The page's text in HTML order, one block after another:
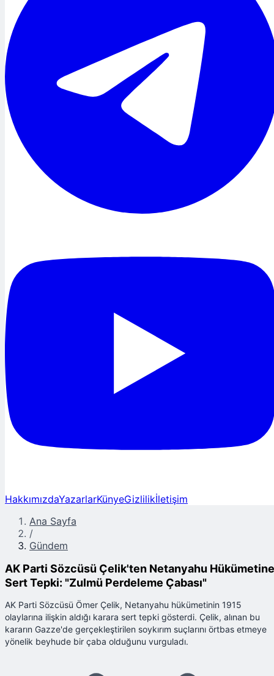
HakkımızdaYazarlarKünyeGizlilikİletişim
Ana Sayfa
/
Gündem
AK Parti Sözcüsü Çelik'ten Netanyahu Hükümetine
Sert Tepki: "Zulmü Perdeleme Çabası"
AK Parti Sözcüsü Ömer Çelik, Netanyahu hükümetinin 1915
olaylarına ilişkin aldığı karara sert tepki gösterdi. Çelik, alınan bu
kararın Gazze'de gerçekleştirilen soykırım suçlarını örtbas etmeye
yönelik beyhude bir çaba olduğunu vurguladı.